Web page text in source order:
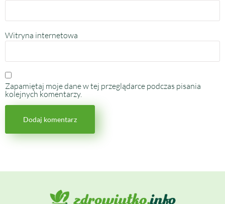
Witryna internetowa
Zapamiętaj moje dane w tej przeglądarce podczas pisania
kolejnych komentarzy.